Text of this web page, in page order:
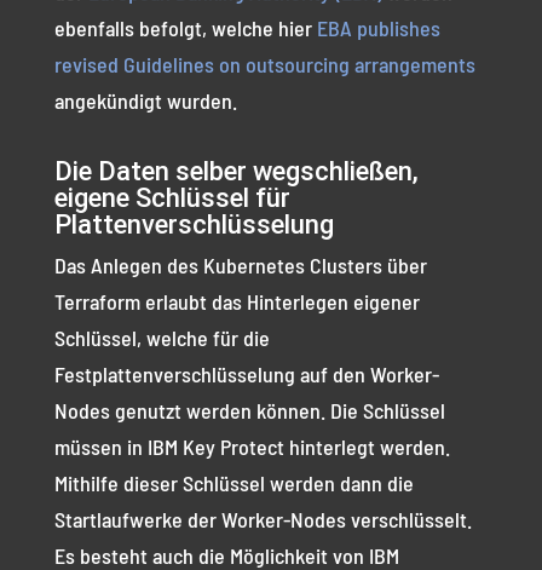
ebenfalls befolgt, welche hier EBA publishes
revised Guidelines on outsourcing arrangements
angekündigt wurden.
Die Daten selber wegschließen,
eigene Schlüssel für
Plattenverschlüsselung
Das Anlegen des Kubernetes Clusters über
Terraform erlaubt das Hinterlegen eigener
Schlüssel, welche für die
Festplattenverschlüsselung auf den Worker-
Nodes genutzt werden können. Die Schlüssel
müssen in IBM Key Protect hinterlegt werden.
Mithilfe dieser Schlüssel werden dann die
Startlaufwerke der Worker-Nodes verschlüsselt.
Es besteht auch die Möglichkeit von IBM